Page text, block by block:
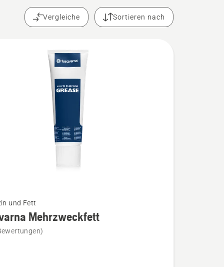
Vergleiche Sortieren nach
und Fett
Mehrzweckfett